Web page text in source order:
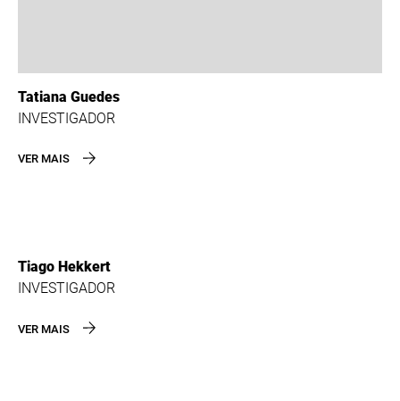
Tatiana Guedes
INVESTIGADOR
VER MAIS
Tiago Hekkert
INVESTIGADOR
VER MAIS